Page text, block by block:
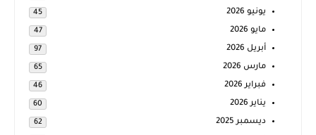
يونيو 2026 45
مايو 2026 47
أبريل 2026 97
مارس 2026 65
فبراير 2026 46
يناير 2026 60
ديسمبر 2025 62